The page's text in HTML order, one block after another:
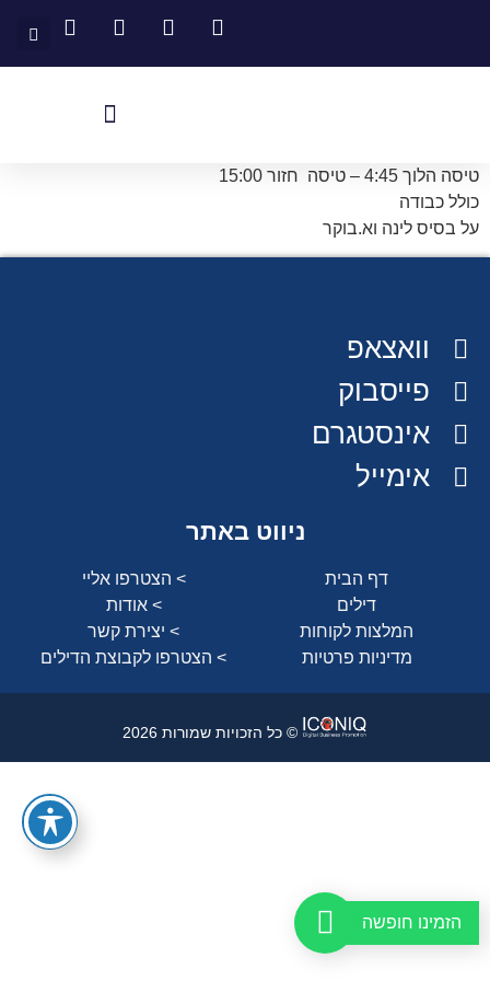
טיסה הלוך 4:45 – טיסה חזור 15:00
כולל כבודה
על בסיס לינה וא.בוקר
וואצאפ
פייסבוק
אינסטגרם
אימייל
ניווט באתר
דף הבית
דילים
המלצות לקוחות
מדיניות פרטיות
> הצטרפו אליי
> אודות
> יצירת קשר
> הצטרפו לקבוצת הדילים
© כל הזכויות שמורות 2026
הזמינו חופשה